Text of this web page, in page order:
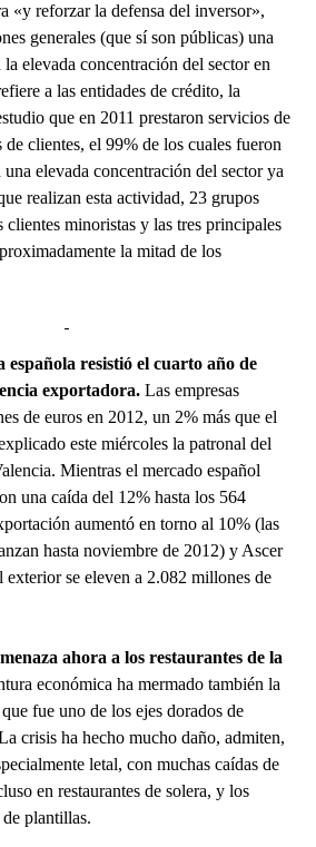
«y reforzar la defensa del inversor»,
generales (que sí son públicas) una
elevada concentración del sector en
a las entidades de crédito, la
que en 2011 prestaron servicios de
clientes, el 99% de los cuales fueron
elevada concentración del sector ya
realizan esta actividad, 23 grupos
minoristas y las tres principales
la mitad de los
resistió el cuarto año de
exportadora. Las empresas
de euros en 2012, un 2% más que el
este miércoles la patronal del
Mientras el mercado español
una caída del 12% hasta los 564
aumentó en torno al 10% (las
hasta noviembre de 2012) y Ascer
exterior se eleven a 2.082 millones de
ahora a los restaurantes de la
económica ha mermado también la
fue uno de los ejes dorados de
crisis ha hecho mucho daño, admiten,
letal, con muchas caídas de
en restaurantes de solera, y los
plantillas.